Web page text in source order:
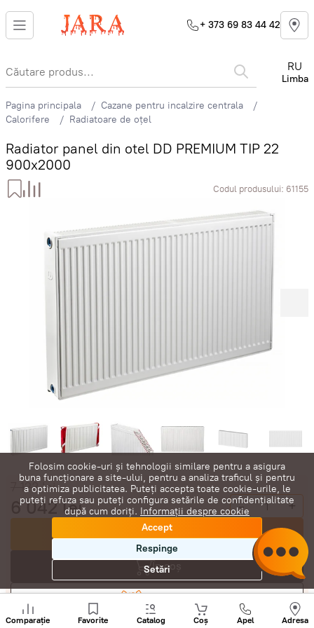
+ 373 69 83 44 42
RU
Limba
Pagina principala
Cazane pentru incalzire centrala
Calorifere
Radiatoare de oțel
Radiator panel din otel DD PREMIUM TIP 22
900x2000
Codul produsului: 61155
7 123lei
6 042lei - +
Cumpără acum
În coș
Comparație Favorite Catalog Coș Apel Adresa
Sunați
+
Folosim cookie-uri și tehnologii similare pentru a asigura
buna funcționare a site-ului, pentru a analiza traficul și pentru
a optimiza publicitatea. Puteți accepta toate cookie-urile, le
puteți refuza sau puteți configura setările de confidențialitate
după cum doriți. Informații despre cookie
Accept
Respinge
Setări